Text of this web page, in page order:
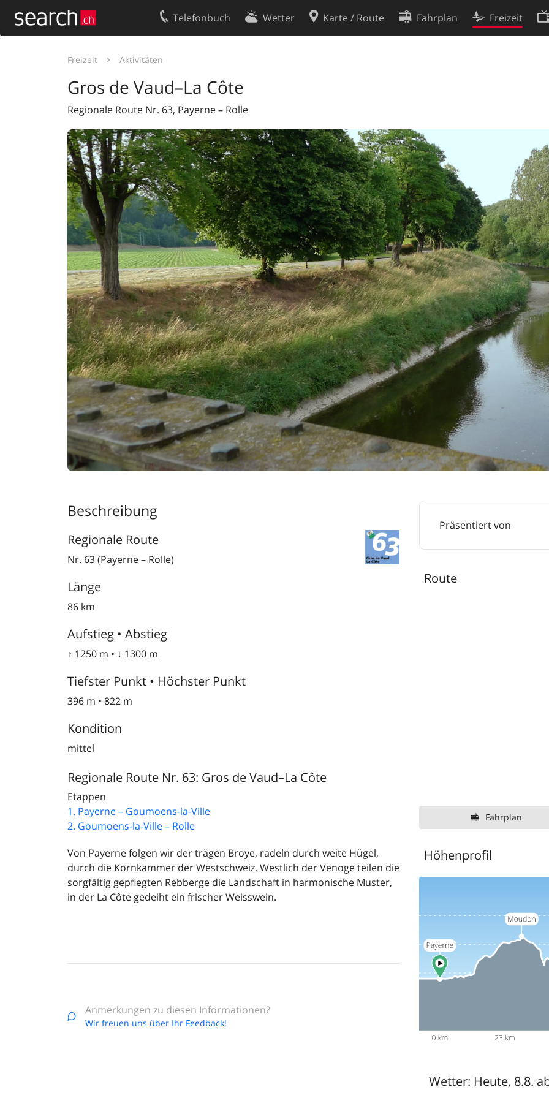
Telefonbuch Wetter Karte / Route Fahrplan Freizeit
Freizeit Aktivitäten
Gros de Vaud–La Côte
Regionale Route Nr. 63, Payerne – Rolle
Beschreibung
Regionale Route
Nr. 63 (Payerne – Rolle)
Länge
86 km
Aufstieg • Abstieg
↑ 1250 m • ↓ 1300 m
Tiefster Punkt • Höchster Punkt
396 m • 822 m
Kondition
mittel
Regionale Route Nr. 63: Gros de Vaud–La Côte
Etappen
1. Payerne – Goumoens-la-Ville
2. Goumoens-la-Ville – Rolle
Von Payerne folgen wir der trägen Broye, radeln durch weite Hügel,
durch die Kornkammer der Westschweiz. Westlich der Venoge teilen die
sorgfältig gepflegten Rebberge die Landschaft in harmonische Muster,
in der La Côte gedeiht ein frischer Weisswein.
Anmerkungen zu diesen Informationen?
Wir freuen uns über Ihr Feedback!
Präsentiert von
Route
Fahrplan
Höhenprofil
Wetter: Heute, 8.8.
Datenschutzerklärung